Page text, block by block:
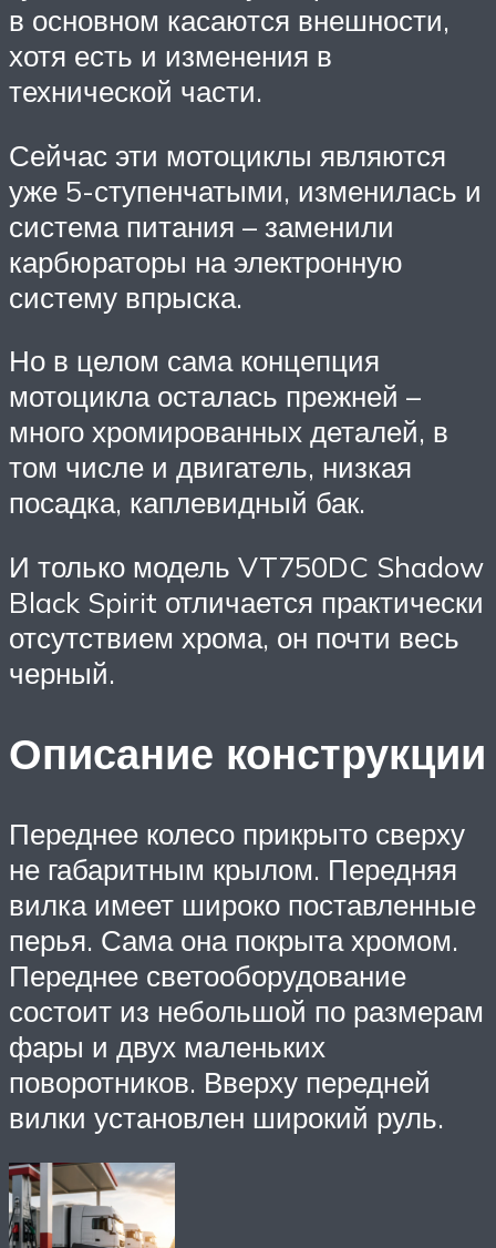
в основном касаются внешности,
хотя есть и изменения в
технической части.
Сейчас эти мотоциклы являются
уже 5-ступенчатыми, изменилась и
система питания – заменили
карбюраторы на электронную
систему впрыска.
Но в целом сама концепция
мотоцикла осталась прежней –
много хромированных деталей, в
том числе и двигатель, низкая
посадка, каплевидный бак.
И только модель VT750DC Shadow
Black Spirit отличается практически
отсутствием хрома, он почти весь
черный.
Описание конструкции
Переднее колесо прикрыто сверху
не габаритным крылом. Передняя
вилка имеет широко поставленные
перья. Сама она покрыта хромом.
Переднее светооборудование
состоит из небольшой по размерам
фары и двух маленьких
поворотников. Вверху передней
вилки установлен широкий руль.